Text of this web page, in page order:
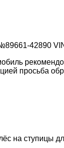
42890
просьба
на ступицы